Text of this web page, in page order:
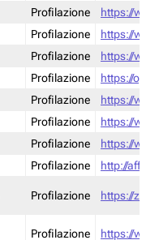
Profilazione
https://
Profilazione
https://
Profilazione
https://
Profilazione
https://
Profilazione
https://
Profilazione
https://
Profilazione
https://
Profilazione
http://
Profilazione https://
Profilazione https://